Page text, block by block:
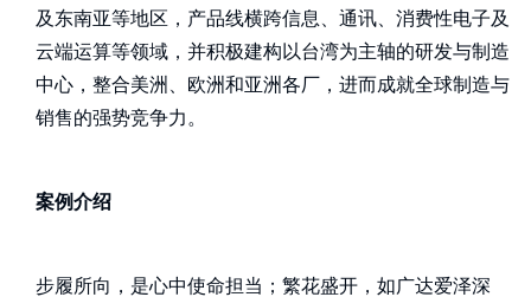
及东南亚等地区，产品线横跨信息、通讯、消费性电子及
云端运算等领域，并积极建构以台湾为主轴的研发与制造
中心，整合美洲、欧洲和亚洲各厂，进而成就全球制造与
销售的强势竞争力。
案例介绍
步履所向，是心中使命担当；繁花盛开，如广达爱泽深